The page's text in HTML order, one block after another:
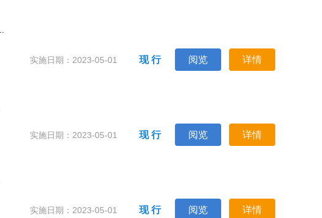
现 行 阅览 详情
实施日期：2023-05-01
现 行 阅览 详情
实施日期：2023-05-01
现 行 阅览 详情
实施日期：2023-05-01